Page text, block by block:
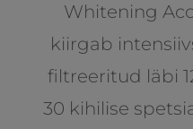
Whitening
kiirgab
filtreeritud läbi
30 kihilise